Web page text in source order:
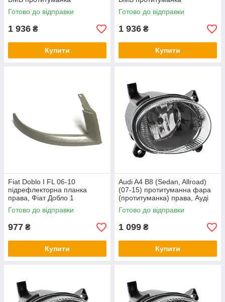
Готово до відправки
1 936 ₴
Купити
Готово до відправки
1 936 ₴
Купити
Fiat Doblo I FL 06-10
підрефлекторна планка
права, Фіат Добло 1
Готово до відправки
977 ₴
Купити
Audi A4 B8 (Sedan, Allroad)
(07-15) протитуманна фара
(протитуманка) права, Ауді
А4 Б8 (седан, олроад)
Готово до відправки
1 099 ₴
Купити